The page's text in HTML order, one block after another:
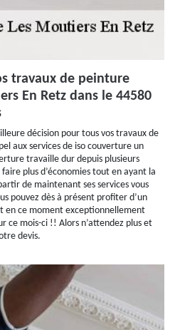
travaux de peinture
En Retz dans le 44580
décision pour tous vos travaux de
aux services de iso couverture un
travaille dur depuis plusieurs
plus d’économies tout en ayant la
de maintenant ses services vous
pouvez dès à présent profiter d’un
en ce moment exceptionnellement
ce mois-ci !! Alors n’attendez plus et
devis.